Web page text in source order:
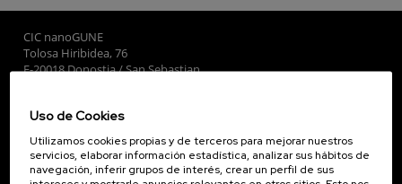
CIC nanoGUNE
Tolosa Hiribidea, 76
E-20018 Donostia / San Sebastian
Subscribe to our Newsletter
nanoGUNE
Uso de Cookies
Utilizamos cookies propias y de terceros para mejorar nuestros
servicios, elaborar información estadística, analizar sus hábitos de
navegación, inferir grupos de interés, crear un perfil de sus